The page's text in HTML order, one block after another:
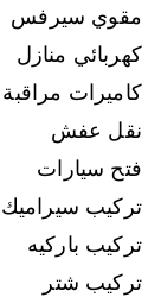
مقوي سيرفس
كهربائي منازل
كاميرات مراقبة
نقل عفش
فتح سيارات
تركيب سيراميك
تركيب باركيه
تركيب شتر